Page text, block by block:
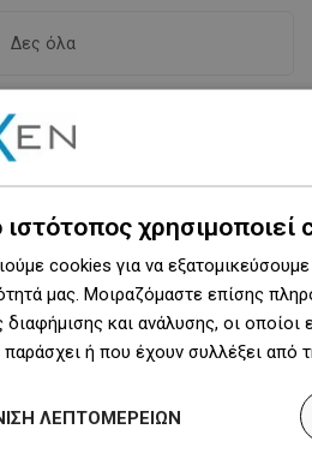
Δες όλα
προϊόντων
logistics επιφάνειας
πάνω από 68 χιλιάδες
παρέχει πάνω από 1
προϊόντα!
χρησιμοποιεί
cookies για να
μας. Μοιραζόμαστε επίσης
διαφήμισης και ανάλυσης, οι
παράσχει ή που έχουν συλλέξει
ΛΕΠΤΟΜΕΡΕΙΏΝ